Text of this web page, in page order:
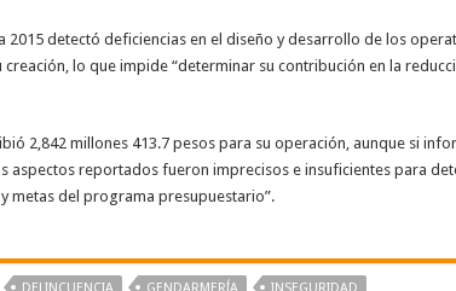
2015 detectó deficiencias en el diseño y desarrollo de los
lo que impide “determinar su contribución en la
2,842 millones 413.7 pesos para su operación, aunque si
aspectos reportados fueron imprecisos e insuficientes para
metas del programa presupuestario”.